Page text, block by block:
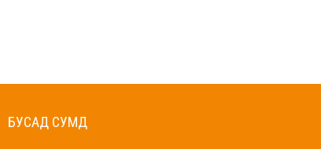
БУСАД СУМД